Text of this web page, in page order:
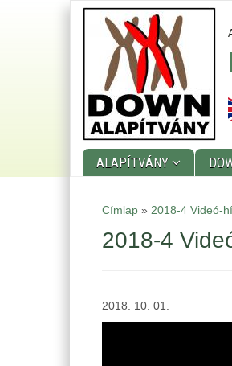
menu
ALAPÍTVÁNY
Címlap » 2018-4 Videó-
2018-4
2018. 10. 01.